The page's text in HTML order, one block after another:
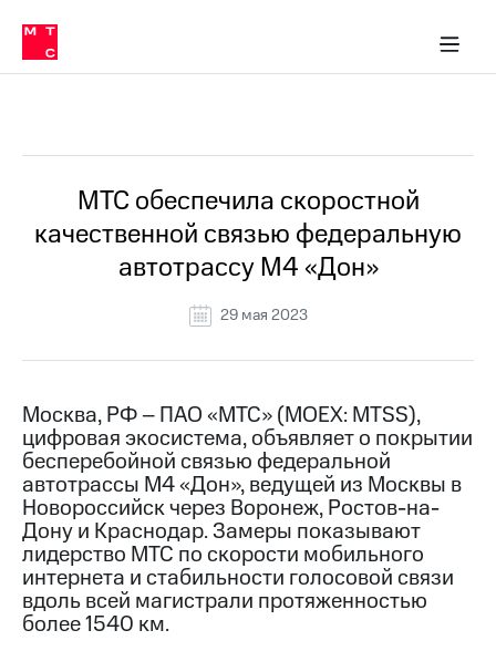
Медиа-центр
и акционерам
Устойчивое развитие
Комплаенс и деловая этика
компании
Карьера
История
компании
Руководство
информация
Контакты
Медиа-центр
Пресс-
релизы
МТС
о технологиях
Достижения
Интервью
в МТС
Пресс-
релизы
МТС
о технологиях
МТС обеспечила скоростной
качественной связью федеральную
автотрассу М4 «Дон»
29 мая 2023
Москва, РФ – ПАО «МТС» (MOEX: MTSS),
цифровая экосистема, объявляет о покрытии
бесперебойной связью федеральной
автотрассы М4 «Дон», ведущей из Москвы в
Новороссийск через Воронеж, Ростов-на-
Дону и Краснодар. Замеры показывают
лидерство МТС по скорости мобильного
интернета и стабильности голосовой связи
вдоль всей магистрали протяженностью
более 1540 км.